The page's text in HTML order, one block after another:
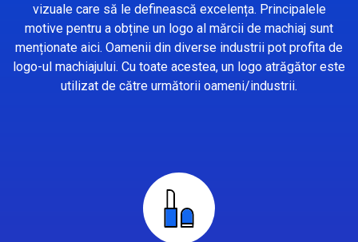
vizuale care să le definească excelența. Principalele
motive pentru a obține un logo al mărcii de machiaj sunt
menționate aici. Oamenii din diverse industrii pot profita de
logo-ul machiajului. Cu toate acestea, un logo atrăgător este
utilizat de către următorii oameni/industrii.